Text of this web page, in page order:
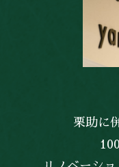
栗助に